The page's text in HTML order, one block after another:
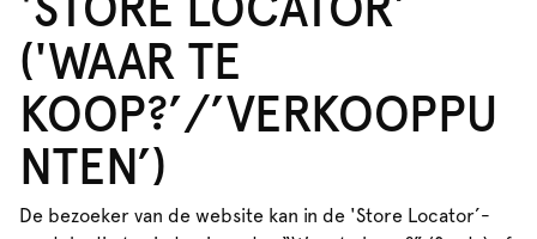
('WAAR TE
KOOP?’/’VERKOOPPU
NTEN’)
De bezoeker van de website kan in de 'Store Locator’-